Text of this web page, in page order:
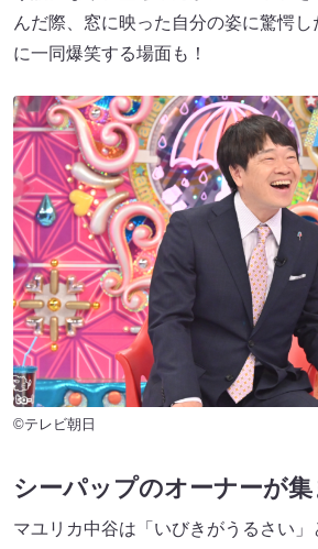
んだ際、窓に映った自分の姿に驚愕
に一同爆笑する場面も！
©テレビ朝日
シーパップのオーナーが集
マユリカ中谷は「いびきがうるさい